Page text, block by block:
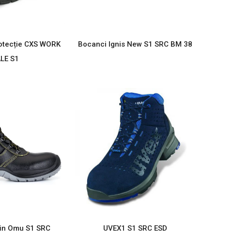
CXS WORK
S1
Bocanci Ignis New S1 SRC BM 38
Omu S1 SRC
UVEX1 S1 SRC ESD